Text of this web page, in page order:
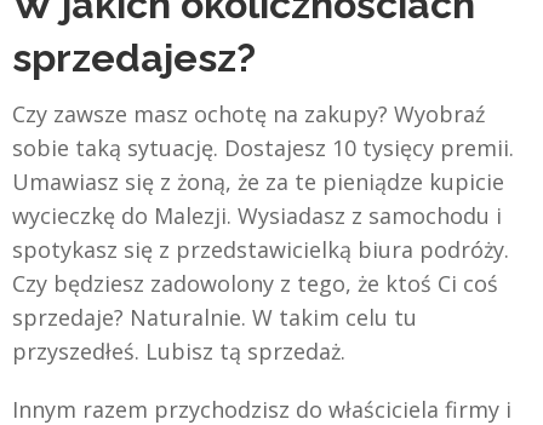
sprzedajesz?
Czy zawsze masz ochotę na zakupy? Wyobraź
sobie taką sytuację. Dostajesz 10 tysięcy premii.
Umawiasz się z żoną, że za te pieniądze kupicie
wycieczkę do Malezji. Wysiadasz z samochodu i
spotykasz się z przedstawicielką biura podróży.
Czy będziesz zadowolony z tego, że ktoś Ci coś
sprzedaje? Naturalnie. W takim celu tu
przyszedłeś. Lubisz tą sprzedaż.
Innym razem przychodzisz do właściciela firmy i